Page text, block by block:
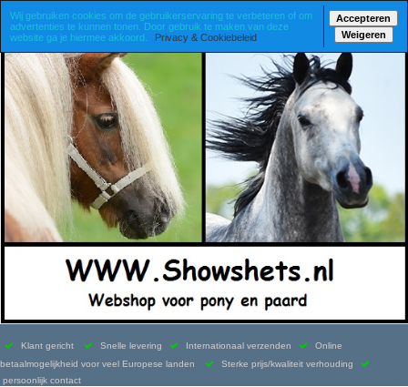
Klant gericht Snelle levering Internationaal verzenden
Online
betaalmogelijkheid voor veel Europese landen
Sterke prijs/kwaliteit verhouding
persoonlijk contact
Wij gebruiken cookies om de gebruikerservaring te verbeteren of om
advertenties te kunnen tonen. Door gebruik te maken van deze
website ga je hiermee akkoord.
Privacy & Cookiebeleid
Accepteren
Weigeren